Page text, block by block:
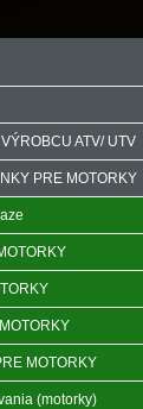
ATV/ UTV
PRE MOTORKY
MOTORKY
(motorky)